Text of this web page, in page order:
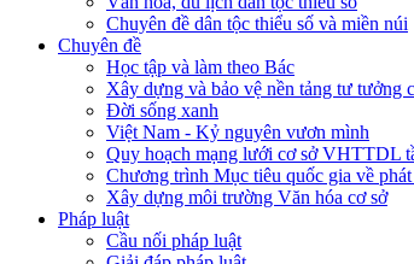
Chuyên đề dân tộc thiểu số và miền núi
Chuyên đề
Học tập và làm theo Bác
Xây dựng và bảo vệ nền tảng tư tưởng
Đời sống xanh
Việt Nam - Kỷ nguyên vươn mình
Quy hoạch mạng lưới cơ sở VHTTDL
Chương trình Mục tiêu quốc gia về
Xây dựng môi trường Văn hóa cơ sở
Pháp luật
Cầu nối pháp luật